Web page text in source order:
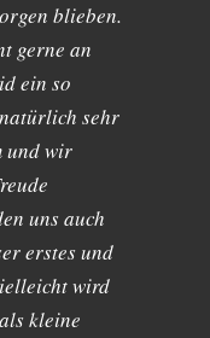
blieben.
gerne an
ein so
sehr
und wir
uns auch
erstes und
wird
kleine